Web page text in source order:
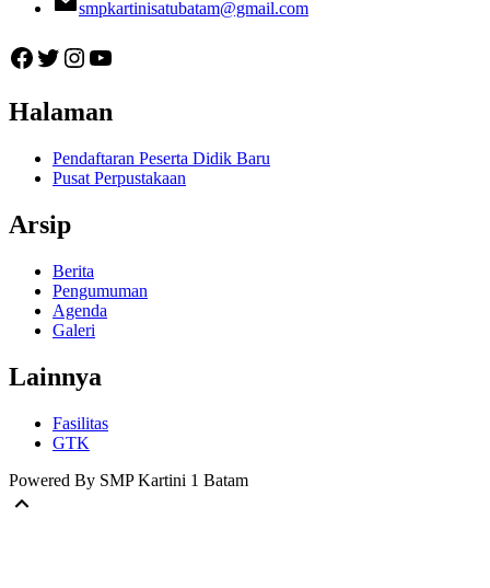
smpkartinisatubatam@gmail.com
Facebook
Twitter
Instagram
YouTube
Halaman
Pendaftaran Peserta Didik Baru
Pusat Perpustakaan
Arsip
Berita
Pengumuman
Agenda
Galeri
Lainnya
Fasilitas
GTK
Powered By SMP Kartini 1 Batam